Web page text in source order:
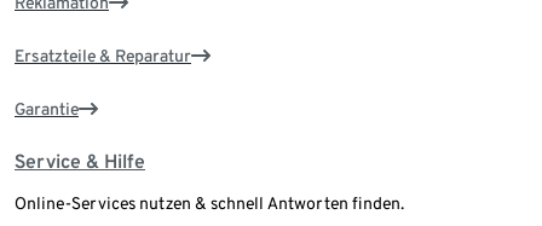
Ersatzteile & Reparatur
Garantie
Service & Hilfe
Online-Services nutzen & schnell Antworten finden.